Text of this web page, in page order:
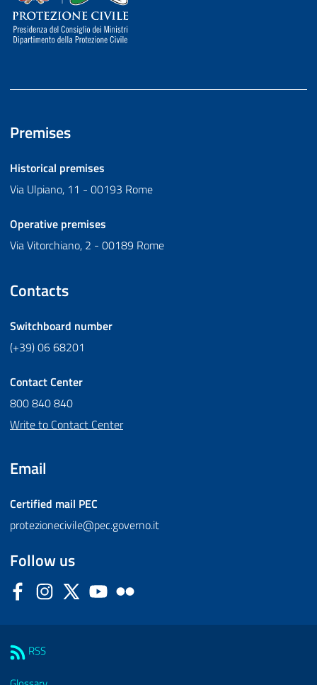
Premises
Historical premises
Via Ulpiano, 11 - 00193 Rome
Operative premises
Via Vitorchiano, 2 - 00189 Rome
Contacts
Switchboard number
(+39) 06 68201
Contact Center
800 840 840
Write to Contact Center
Email
Certified mail PEC
protezionecivile@pec.governo.it
Follow us
FacebookInstagram
Twitter YouTube
RSS